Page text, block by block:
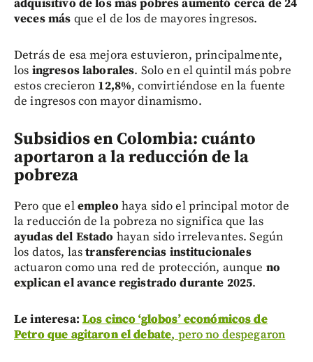
adquisitivo de los más pobres aumentó cerca de 24
veces más que el de los de mayores ingresos.
Detrás de esa mejora estuvieron, principalmente,
los ingresos laborales. Solo en el quintil más pobre
estos crecieron 12,8%, convirtiéndose en la fuente
de ingresos con mayor dinamismo.
Subsidios en Colombia: cuánto
aportaron a la reducción de la
pobreza
Pero que elempleo haya sido el principal motor de
la reducción de la pobreza no significa que las
ayudas del Estado hayan sido irrelevantes. Según
los datos, lastransferencias institucionales
actuaron como una red de protección, aunque no
explican el avance registrado durante 2025.
Le interesa: Los cinco ‘globos’ económicos de
Petro que agitaron el debate, pero no despegaron